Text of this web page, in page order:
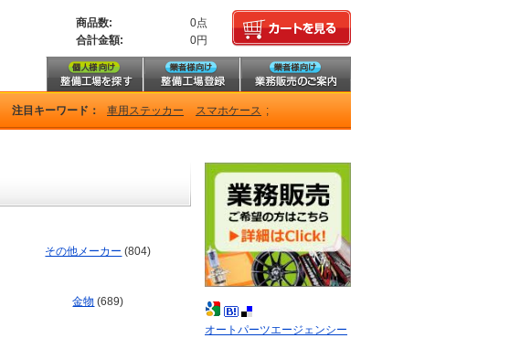
商品数:
0点
合計金額:
0円
注目キーワード： 車用ステッカー スマホケース ;
その他メーカー (804)
金物 (689)
オートパーツエージェンシー